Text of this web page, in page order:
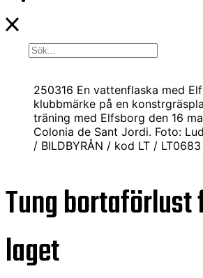
250316 En vattenflaska med
klubbmärke på en
träning med Elfsborg den 16
Colonia de Sant Jordi. Foto:
/ BILDBYRÅN / kod LT / LT0683
Tung bortaförlust
laget